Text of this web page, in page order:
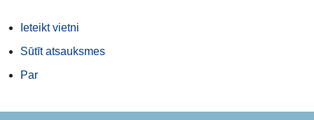
Ieteikt vietni
Sūtīt atsauksmes
Par